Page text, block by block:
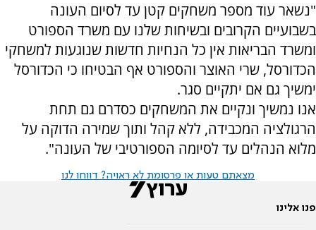
"נשאר עוד מספר משחקים קטן עד לסיום העונה
בשבועיים הקרובים ובשיחות שלנו עם משרד הספורט
ומשרד הבריאות אין כל הנחיות חדשות שנוגעות למשחקי
הכדורסל, שרי האוצר והספורט אף הבטיחו כי הכדורסל
ימשיך גם אם יתקיים סגר.
אנו נמשיך ונקיים את המשחקים כסדרם גם תחת
הרגולציה המכבידה, ללא קהל ותוך שמירה הדוקה על
מלוא הנהלים עד לסיומה הספורטיבי של העונה".
מצאתם טעות או פרסומת לא ראויה? דווחו לנו
פנו אלינו